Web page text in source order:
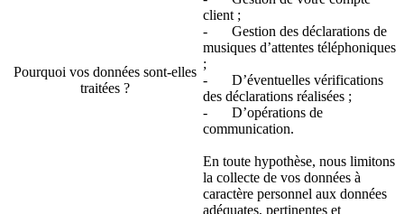
Pourquoi vos données sont-elles
traitées ?
client ;
-
Gestion des déclarations de
musiques d’attentes téléphoniques
;
-
D’éventuelles vérifications
des déclarations réalisées ;
-
D’opérations de
communication.
En toute hypothèse, nous limitons
la collecte de vos données à
caractère personnel aux données
adéquates, pertinentes et